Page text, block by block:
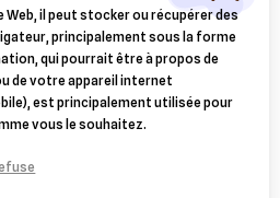
BOIRON
rhumatyl 30ml
11,90 €
il peut stocker ou récupérer des
principalement sous la forme
qui pourrait être à propos de
de votre appareil internet
est principalement utilisée pour
vous le souhaitez.